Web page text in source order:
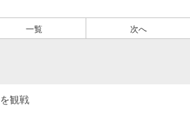
一覧 次へ
を観戦